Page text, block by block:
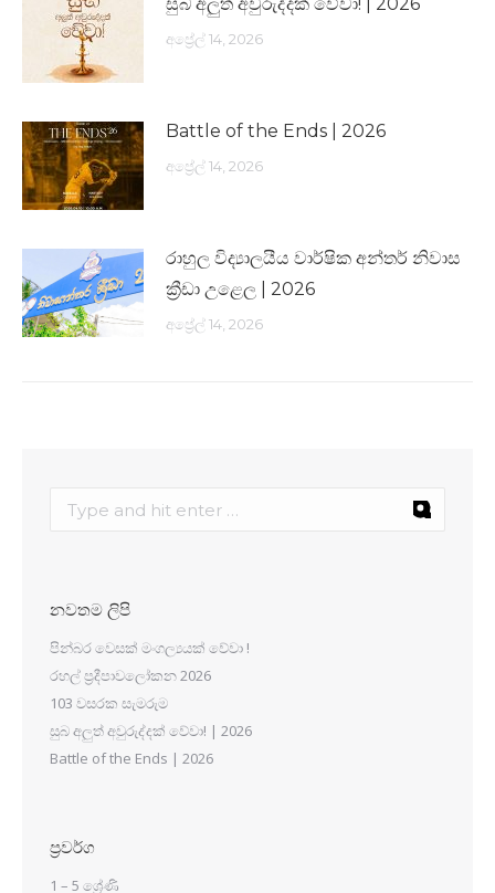
අප්‍රේල් 14, 2026
Battle of the Ends | 2026
අප්‍රේල් 14, 2026
රාහුල විද්‍යාලයීය වාර්ෂික අන්තර් නිවාස
ක්‍රීඩා උළෙල | 2026
අප්‍රේල් 14, 2026
නවතම ලිපි
පින්බර වෙසක් මංගල්‍යයක් වේවා !
රහල් ප්‍රදීපාවලෝකන 2026
103 වසරක සැමරුම
සුබ අලුත් අවුරුද්දක් වේවා! | 2026
Battle of the Ends | 2026
ප්‍රවර්ග
1 – 5 ශ්‍රේණි